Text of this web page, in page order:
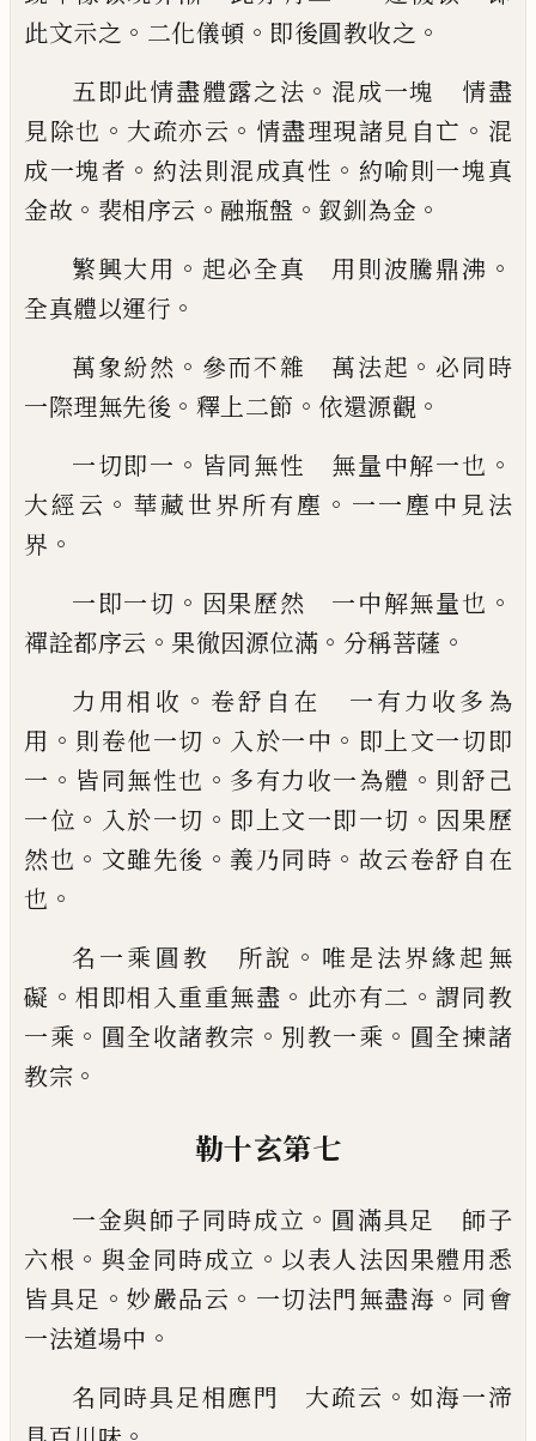
此文示之 。 二化儀頓 。 即後圓教收之 。
五即此情盡體露之法 。 混成一塊 情盡
見除也 。 大疏亦云 。 情盡理現諸見自亡 。 混
成一塊者 。 約法則混成真性 。 約喻則一塊真
金故 。 裴相序云 。 融瓶盤 。 釵釧為金 。
繁興大用 。 起必全真 用則波騰鼎沸 。
全真體以運行 。
萬象紛然 。 參而不雜 萬法起 。 必同時
一際理無先後 。 釋上二節 。 依還源觀 。
一切即一 。 皆同無性 無量中解一也 。
大經云 。 華藏世界所有塵 。 一一塵中見法
界 。
一即一切 。 因果歷然 一中解無量也 。
禪詮都序云 。 果徹因源位滿 。 分稱菩薩 。
力用相收 。 卷舒自在 一有力收多為
用 。 則卷他一切 。 入於一中 。 即上文一切即
一 。 皆同無性也 。 多有力收一為體 。 則舒己
一位 。 入於一切 。 即上文一即一切 。 因果歷
然也 。 文雖先後 。 義乃同時 。 故云卷舒自在
也 。
名一乘圓教 所說 。 唯是法界緣起無
礙 。相即相入重重無盡 。 此亦有二 。謂同教
一乘 。 圓全收諸教宗 。 別教一乘 。 圓全揀諸
教宗 。
勒十玄第七
一金與師子同時成立 。 圓滿具足 師子
六根 。 與金同時成立 。 以表人法因果體用悉
皆具足 。妙嚴品云 。 一切法門無盡海 。 同會
一法道場中 。
名同時具足相應門 大疏云 。 如海一渧